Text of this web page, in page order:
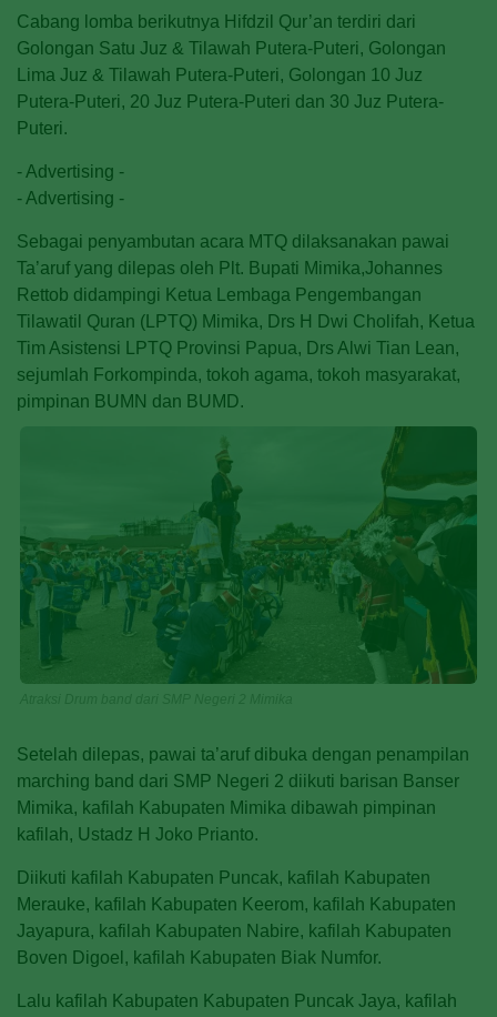
Cabang lomba berikutnya Hifdzil Qur’an terdiri dari
Golongan Satu Juz & Tilawah Putera-Puteri, Golongan
Lima Juz & Tilawah Putera-Puteri, Golongan 10 Juz
Putera-Puteri, 20 Juz Putera-Puteri dan 30 Juz Putera-
Puteri.
- Advertising -
- Advertising -
Sebagai penyambutan acara MTQ dilaksanakan pawai
Ta’aruf yang dilepas oleh Plt. Bupati Mimika,Johannes
Rettob didampingi Ketua Lembaga Pengembangan
Tilawatil Quran (LPTQ) Mimika, Drs H Dwi Cholifah, Ketua
Tim Asistensi LPTQ Provinsi Papua, Drs Alwi Tian Lean,
sejumlah Forkompinda, tokoh agama, tokoh masyarakat,
pimpinan BUMN dan BUMD.
Setelah dilepas, pawai ta’aruf dibuka dengan penampilan
marching band dari SMP Negeri 2 diikuti barisan Banser
Mimika, kafilah Kabupaten Mimika dibawah pimpinan
kafilah, Ustadz H Joko Prianto.
Diikuti kafilah Kabupaten Puncak, kafilah Kabupaten
Merauke, kafilah Kabupaten Keerom, kafilah Kabupaten
Jayapura, kafilah Kabupaten Nabire, kafilah Kabupaten
Boven Digoel, kafilah Kabupaten Biak Numfor.
Lalu kafilah Kabupaten Kabupaten Puncak Jaya, kafilah